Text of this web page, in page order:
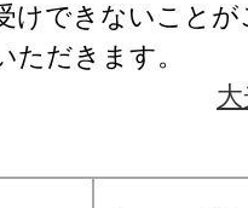
けできないこと
ただきます。